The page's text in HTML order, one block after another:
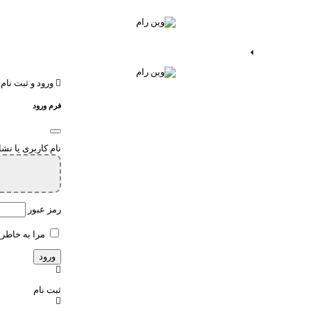
ورود و ثبت نام
فرم ورود
نام کاربری یا
رمز عبور
مرا به خاطر
ثبت نام